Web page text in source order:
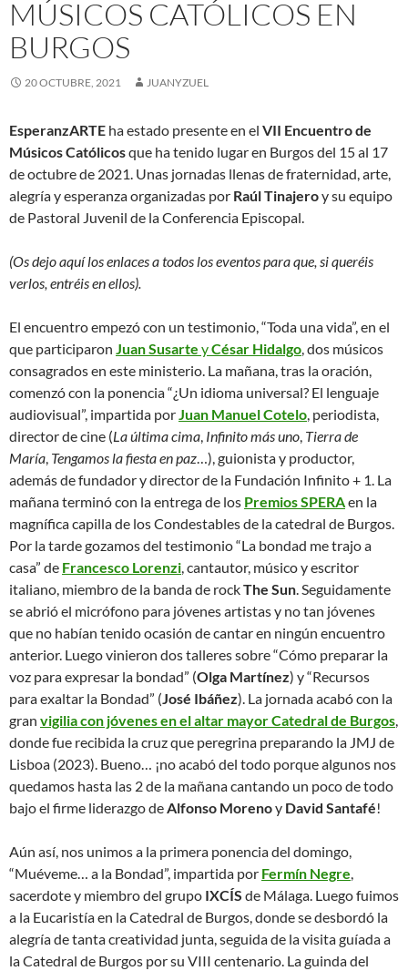
MÚSICOS CATÓLICOS EN
BURGOS
20 OCTUBRE, 2021 JUANYZUEL
EsperanzARTE ha estado presente en el VII Encuentro de
Músicos Católicosque ha tenido lugar en Burgos del 15 al 17
de octubre de 2021. Unas jornadas llenas de fraternidad, arte,
alegría y esperanza organizadas por Raúl Tinajeroy su equipo
de Pastoral Juvenil de la Conferencia Episcopal.
(Os dejo aquí los enlaces a todos los eventos para que, si queréis
verlos, entréis en ellos).
El encuentro empezó con un testimonio, “Toda una vida”, en el
que participaron Juan Susarte yCésar Hidalgo, dos músicos
consagrados en este ministerio. La mañana, tras la oración,
comenzó con la ponencia “¿Un idioma universal? El lenguaje
audiovisual”, impartida porJuan Manuel Cotelo, periodista,
director de cine (La última cima, Infinito más uno, Tierra de
María, Tengamos la fiesta en paz…), guionista y productor,
además de fundador y director de la Fundación Infinito + 1. La
mañana terminó con la entrega de los Premios SPERAen la
magnífica capilla de los Condestables de la catedral de Burgos.
Por la tarde gozamos del testimonio “La bondad me trajo a
casa” de Francesco Lorenzi, cantautor, músico y escritor
italiano, miembro de la banda de rockThe Sun. Seguidamente
se abrió el micrófono para jóvenes artistas y no tan jóvenes
que no habían tenido ocasión de cantar en ningún encuentro
anterior. Luego vinieron dos talleres sobre “Cómo preparar la
voz para expresar la bondad” (Olga Martínez) y “Recursos
para exaltar la Bondad” (José Ibáñez). La jornada acabó con la
gran vigilia con jóvenes en el altar mayor Catedral de Burgos,
donde fue recibida la cruz que peregrina preparando la JMJ de
Lisboa (2023). Bueno… ¡no acabó del todo porque algunos nos
quedamos hasta las 2 de la mañana cantando un poco de todo
bajo el firme liderazgo deAlfonso Morenoy David Santafé!
Aún así, nos unimos a la primera ponencia del domingo,
“Muéveme… a la Bondad”, impartida por Fermín Negre,
sacerdote y miembro del grupo IXCÍS de Málaga. Luego fuimos
a la Eucaristía en la Catedral de Burgos, donde se desbordó la
alegría de tanta creatividad junta, seguida de la visita guíada a
la Catedral de Burgos por su VIII centenario. La guinda del